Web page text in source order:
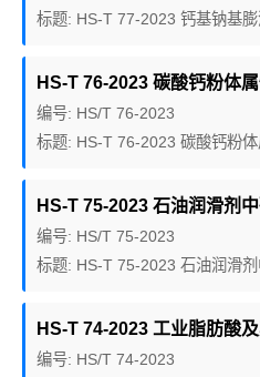
标题: HS-T 77-2023 钙基钠基膨
HS-T 76-2023 碳酸钙粉体
编号: HS/T 76-2023
标题: HS-T 76-2023 碳酸钙粉
HS-T 75-2023 石油润滑剂
编号: HS/T 75-2023
标题: HS-T 75-2023 石油润滑
HS-T 74-2023 工业脂肪酸
编号: HS/T 74-2023